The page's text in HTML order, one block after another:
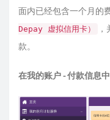
面内已经包含一个月的
Depay 虚拟信用卡）
款。
在我的账户 - 付款信息